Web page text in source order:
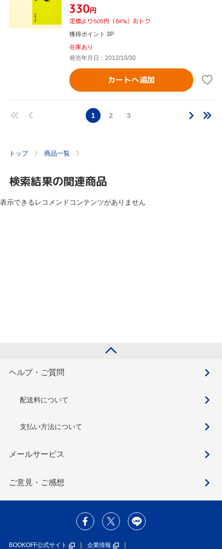
¥330円
定価より605円（64%）おトク
獲得ポイント 3P
在庫あり
発売年月日：2012/10/30
カートへ追加
1 2 3
トップ 商品一覧
検索結果の関連商品
表示できるレコメンドコンテンツがありません
ヘルプ・ご質問
配送料について
支払い方法について
メールサービス
ご意見・ご感想
BOOKOFF公式サイト 企業情報